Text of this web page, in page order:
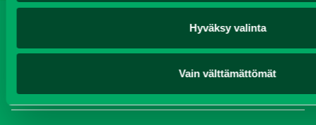
Hyväksy valinta
Vain välttämättömät
Koneet
Jälleenmyyjät